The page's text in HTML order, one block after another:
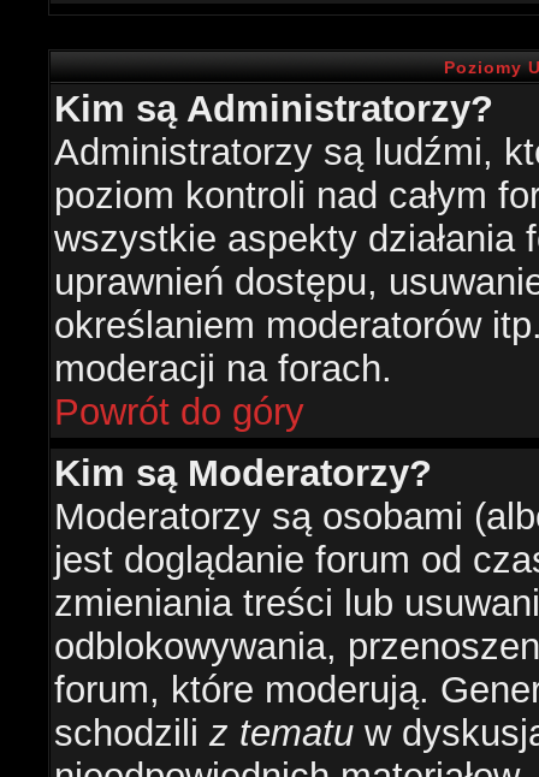
Poziomy
Kim są Administratorzy?
Administratorzy są ludźmi,
poziom kontroli nad całym
wszystkie aspekty działania
uprawnień dostępu,
określaniem moderatorów
moderacji na forach.
Powrót do góry
Kim są Moderatorzy?
Moderatorzy są osobami
jest doglądanie forum od
zmieniania treści lub
odblokowywania,
forum, które moderują.
schodzili z tematu w